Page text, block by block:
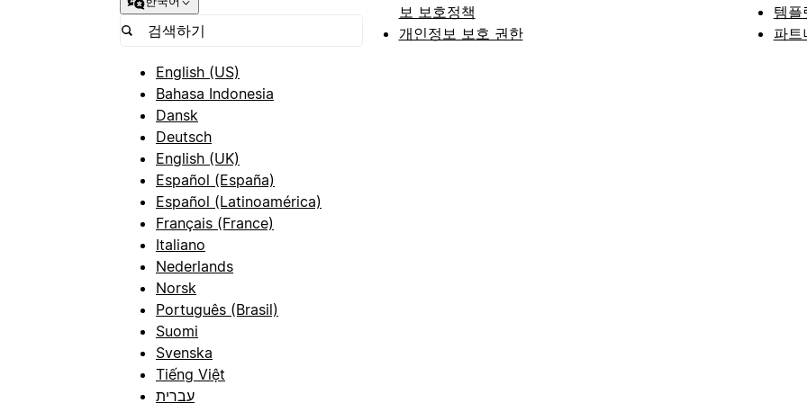
English (US)
Bahasa Indonesia
Dansk
Deutsch
English (UK)
Español (España)
Español (Latinoamérica)
Français (France)
Italiano
Nederlands
Norsk
Português (Brasil)
Suomi
Svenska
Tiếng Việt
עברית
보 보호정책
개인정보 보호 권한
템플
파트